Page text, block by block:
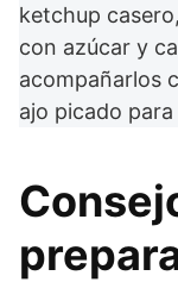
ketchup
con azúcar y
acompañarlos
ajo picado